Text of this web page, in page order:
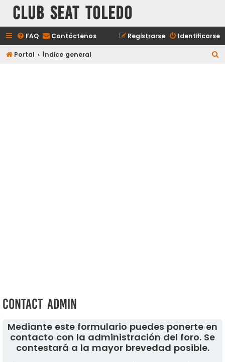
Club Seat Toledo
FAQ Contáctenos Identificarse
Registrarse
Portal Índice general
Contact Admin
Mediante este formulario puedes ponerte en
contacto con la administración del foro. Se
contestará a la mayor brevedad posible.